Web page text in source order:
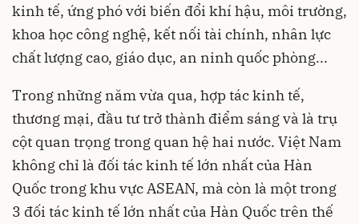
kinh tế, ứng phó với biến đổi khí hậu, môi trường,
khoa học công nghệ, kết nối tài chính, nhân lực
chất lượng cao, giáo dục, an ninh quốc phòng...
Trong những năm vừa qua, hợp tác kinh tế,
thương mại, đầu tư trở thành điểm sáng và là trụ
cột quan trọng trong quan hệ hai nước. Việt Nam
không chỉ là đối tác kinh tế lớn nhất của Hàn
Quốc trong khu vực ASEAN, mà còn là một trong
3 đối tác kinh tế lớn nhất của Hàn Quốc trên thế